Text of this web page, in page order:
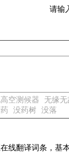
请输
空测候器 无缘无
没药树 没落
线翻译词条，